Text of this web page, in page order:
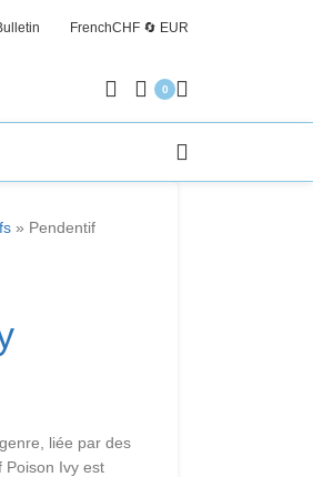
FrenchCHF 🔄 EUR
0
» Pendentif
liée par des
Poison Ivy est